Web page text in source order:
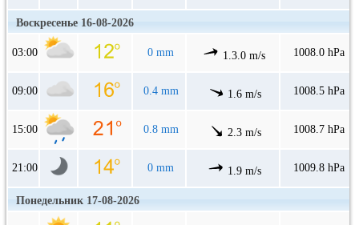
Воскресенье 16-08-2026
03:00 0 mm 1.3.0 m/s 1008.0 hPa
09:00 0.4 mm 1.6 m/s 1008.5 hPa
15:00 0.8 mm 2.3 m/s 1008.7 hPa
21:00 0 mm 1.9 m/s 1009.8 hPa
Понедельник 17-08-2026